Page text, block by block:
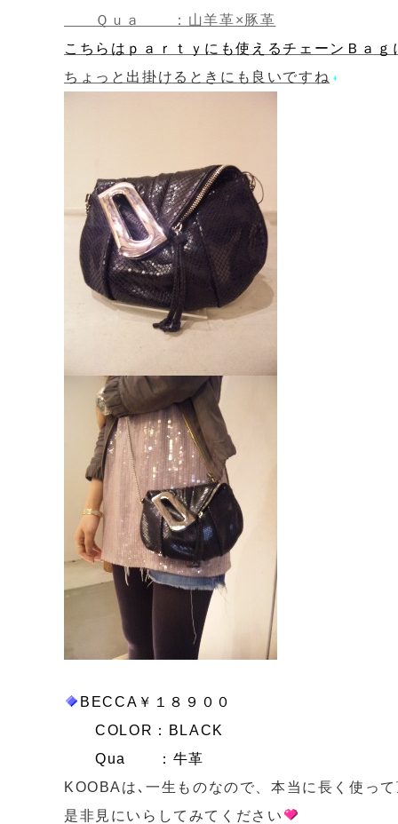
Ｑｕａ ：山羊革×豚革
こちらはｐａｒｔｙにも使えるチェーンＢａｇ
ちょっと出掛けるときにも良いですね
BECCA￥１８９００
COLOR：BLACK
Qua ：牛革
KOOBAは､一生ものなので、本当に長く使って
是非見にいらしてみてください